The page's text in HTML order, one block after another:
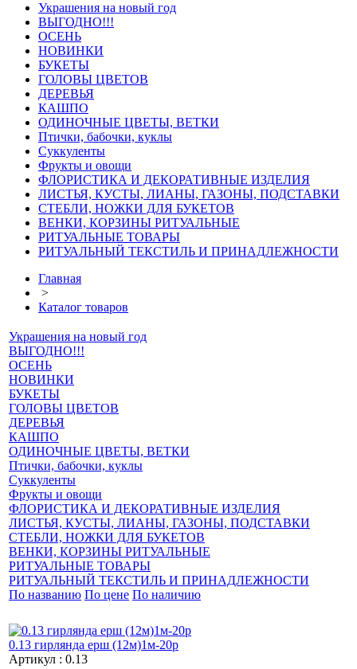
Украшения на новый год
ВЫГОДНО!!!
ОСЕНЬ
НОВИНКИ
БУКЕТЫ
ГОЛОВЫ ЦВЕТОВ
ДЕРЕВЬЯ
КАШПО
ОДИНОЧНЫЕ ЦВЕТЫ, ВЕТКИ
Птички, бабочки, куклы
Суккуленты
Фрукты и овощи
ФЛОРИСТИКА И ДЕКОРАТИВНЫЕ ИЗДЕЛИЯ
ЛИСТЬЯ, КУСТЫ, ЛИАНЫ, ГАЗОНЫ, ПОДСТАВКИ
СТЕБЛИ, НОЖКИ ДЛЯ БУКЕТОВ
ВЕНКИ, КОРЗИНЫ РИТУАЛЬНЫЕ
РИТУАЛЬНЫЕ ТОВАРЫ
РИТУАЛЬНЫЙ ТЕКСТИЛЬ И ПРИНАДЛЕЖНОСТИ
Главная
>
Каталог товаров
Украшения на новый год
ВЫГОДНО!!!
ОСЕНЬ
НОВИНКИ
БУКЕТЫ
ГОЛОВЫ ЦВЕТОВ
ДЕРЕВЬЯ
КАШПО
ОДИНОЧНЫЕ ЦВЕТЫ, ВЕТКИ
Птички, бабочки, куклы
Суккуленты
Фрукты и овощи
ФЛОРИСТИКА И ДЕКОРАТИВНЫЕ ИЗДЕЛИЯ
ЛИСТЬЯ, КУСТЫ, ЛИАНЫ, ГАЗОНЫ, ПОДСТАВКИ
СТЕБЛИ, НОЖКИ ДЛЯ БУКЕТОВ
ВЕНКИ, КОРЗИНЫ РИТУАЛЬНЫЕ
РИТУАЛЬНЫЕ ТОВАРЫ
РИТУАЛЬНЫЙ ТЕКСТИЛЬ И ПРИНАДЛЕЖНОСТИ
По названию По цене По наличию
0.13 гирлянда ерш (12м)1м-20р
Артикул : 0.13